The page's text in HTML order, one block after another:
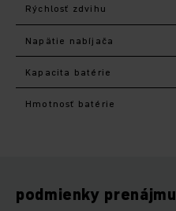
Rýchlosť zdvihu
Napätie nabíjača
Kapacita batérie
Hmotnosť batérie
podmienky prenájmu